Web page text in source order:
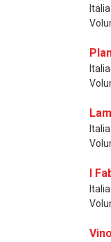
Italia
Italia
Italia
I
Italia